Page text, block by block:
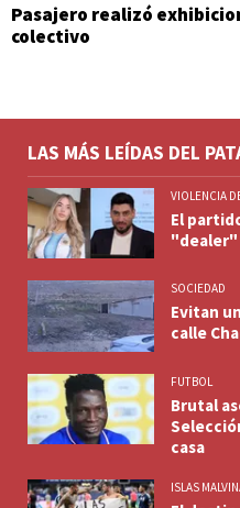
Pasajero realizó
colectivo
LAS MÁS LEÍDAS DEL
VIOLENCIA
El
"dealer"
SOCIEDAD
Evitan
calle
FUTBOL
Brutal
casa
ISLAS